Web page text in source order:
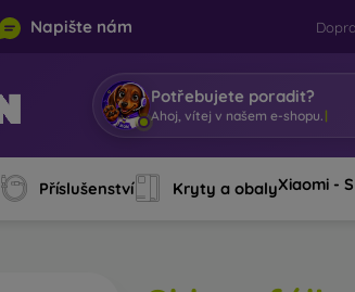
Napište nám
Potřebujete poradit?
Ahoj, vítej v našem e|
Příslušenství Kryty a obalyXiaomi -